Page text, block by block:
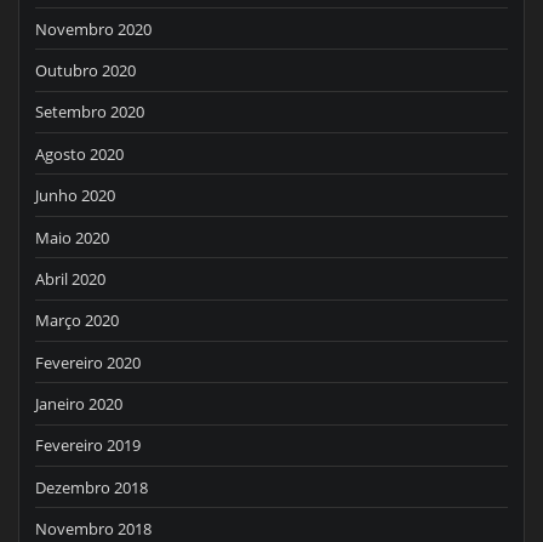
Novembro 2020
Outubro 2020
Setembro 2020
Agosto 2020
Junho 2020
Maio 2020
Abril 2020
Março 2020
Fevereiro 2020
Janeiro 2020
Fevereiro 2019
Dezembro 2018
Novembro 2018